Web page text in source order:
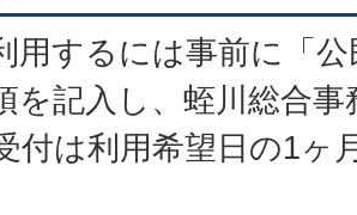
用するには事前に「
を記入し、蛭川総合
付は利用希望日の1ヶ